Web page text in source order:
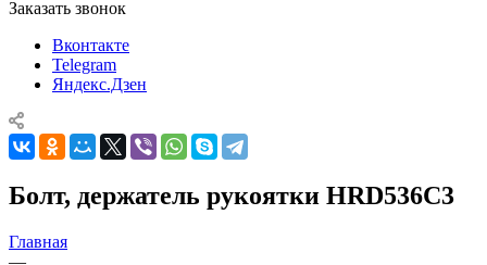
Заказать звонок
Вконтакте
Telegram
Яндекс.Дзен
Болт, держатель рукоятки HRD536C3
Главная
—